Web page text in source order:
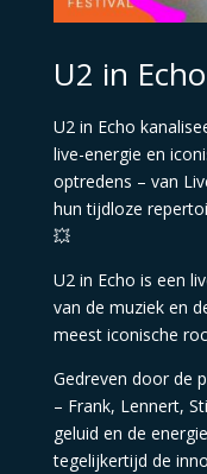
U2 in Echo
U2 in Echo
live-energie en
optredens – van
hun tijdloze
💥
U2 in Echo is een
van de muziek en
meest iconische
Gedreven door de
– Frank, Lennert,
geluid en de
tegelijkertijd de